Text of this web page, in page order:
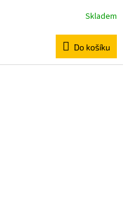
Skladem
Do košíku